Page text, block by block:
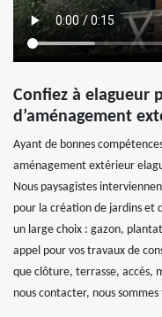
Confiez à elagueur
d’aménagement
Ayant de bonnes
aménagement extérieur
Nous paysagistes
pour la création de jardins et
un large choix : gazon,
appel pour vos travaux de
que clôture, terrasse, accès,
nous contacter, nous